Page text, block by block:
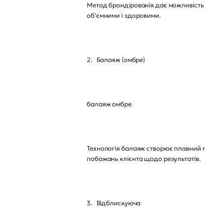
Метод брондірованія дає
об'ємними і здоровими.
2. Балаяж (омбре)
балаяж омбре
Технологія балаяж створює плавний
побажань клієнта щодо результатів.
3. Відблискуюча